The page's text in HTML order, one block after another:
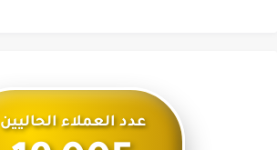
عدد العملاء الحاليين